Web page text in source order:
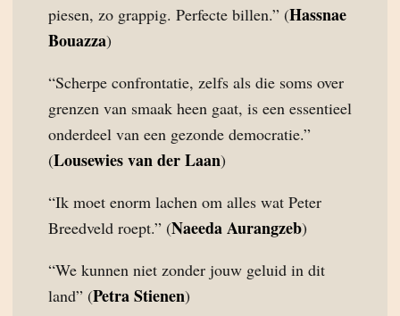
piesen, zo grappig. Perfecte billen.” (Hassnae
Bouazza)
“Scherpe confrontatie, zelfs als die soms over
grenzen van smaak heen gaat, is een essentieel
onderdeel van een gezonde democratie.”
(Lousewies van der Laan)
“Ik moet enorm lachen om alles wat Peter
Breedveld roept.” (Naeeda Aurangzeb)
“We kunnen niet zonder jouw geluid in dit
land” (Petra Stienen)